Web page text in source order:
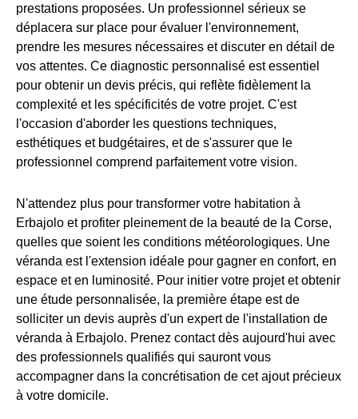
prestations proposées. Un professionnel sérieux se
déplacera sur place pour évaluer l'environnement,
prendre les mesures nécessaires et discuter en détail de
vos attentes. Ce diagnostic personnalisé est essentiel
pour obtenir un devis précis, qui reflète fidèlement la
complexité et les spécificités de votre projet. C'est
l'occasion d'aborder les questions techniques,
esthétiques et budgétaires, et de s'assurer que le
professionnel comprend parfaitement votre vision.
N'attendez plus pour transformer votre habitation à
Erbajolo et profiter pleinement de la beauté de la Corse,
quelles que soient les conditions météorologiques. Une
véranda est l'extension idéale pour gagner en confort, en
espace et en luminosité. Pour initier votre projet et obtenir
une étude personnalisée, la première étape est de
solliciter un devis auprès d'un expert de l'installation de
véranda à Erbajolo. Prenez contact dès aujourd'hui avec
des professionnels qualifiés qui sauront vous
accompagner dans la concrétisation de cet ajout précieux
à votre domicile.